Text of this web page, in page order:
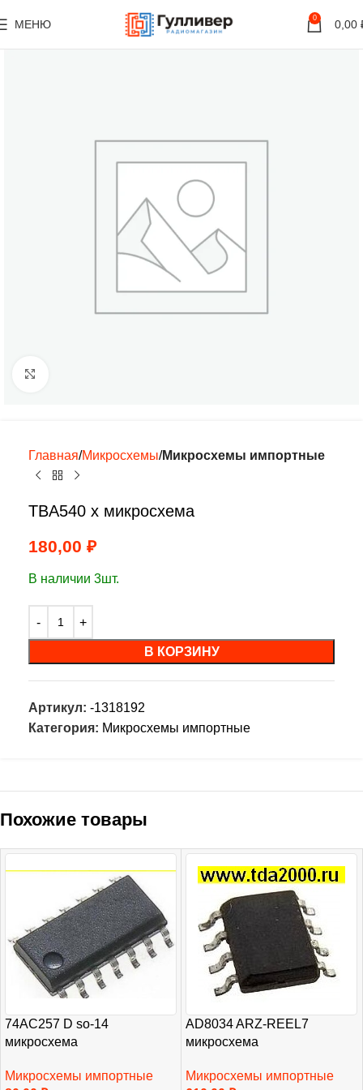
МЕНЮ 0 0,00
Главная Микросхемы Микросхемы импортные
TBA540 х микросхема
180,00 ₽
В наличии 3шт.
В КОРЗИНУ
Артикул: -1318192
Категория: Микросхемы импортные
Похожие товары
74AC257 D so-14
микросхема
Микросхемы импортные
AD8034 ARZ-REEL7
микросхема
Микросхемы импортные